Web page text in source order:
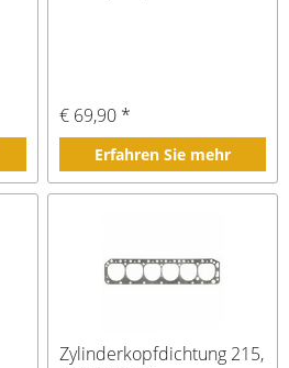
€ 69,90 *
Erfahren Sie mehr
Zylinderkopfdichtung 215,